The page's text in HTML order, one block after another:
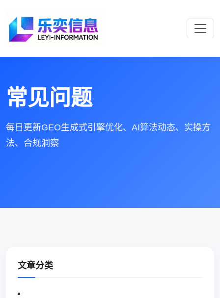
常见问题
每日更新GEO生成式引擎优化、AI算法动态、实操方
法、合规洞察
文章分类